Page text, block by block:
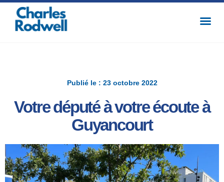
Publié le : 23 octobre 2022
Votre député à votre écoute à
Guyancourt